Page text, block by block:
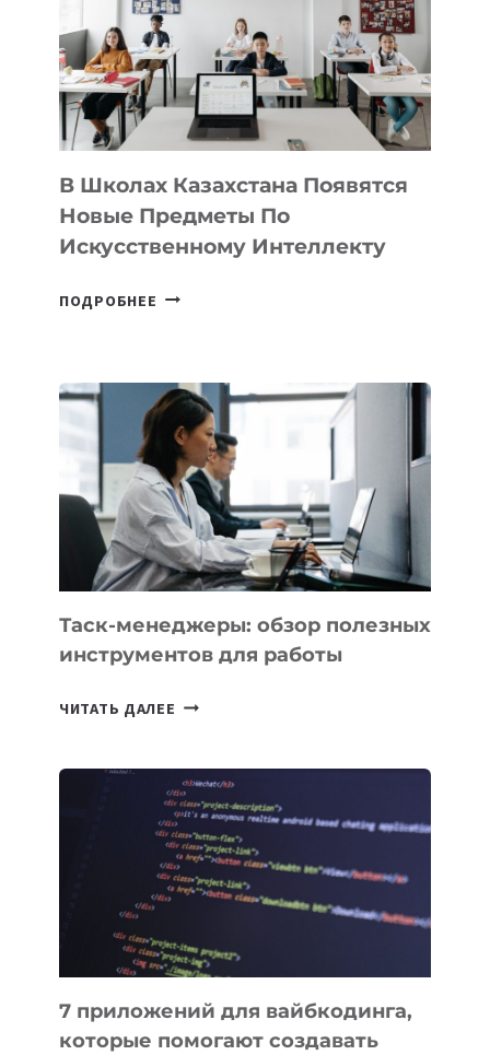
BY
MOST
—
МЕЖДУНАРОДНУЮ
ПРОГРАММУ
ДЛЯ
ТЕХНОЛОГИЧЕСКИХ
В Школах Казахстана Появятся
Новые Предметы По
Искусственному Интеллекту
ПОДРОБНЕЕ
НОВЫЕ
ПРЕДМЕТЫ
ПО
ИСКУССТВЕННОМУ
ИНТЕЛЛЕКТУ
Таск-менеджеры: обзор полезных
инструментов для работы
ЧИТАТЬ ДАЛЕЕ ТАСК-
ПОЛЕЗНЫХ
ИНСТРУМЕНТОВ
ДЛЯ
РАБОТЫ
7 приложений для вайбкодинга,
которые помогают создавать